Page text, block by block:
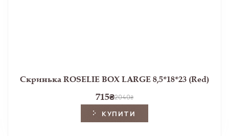
Скринька ROSELIE BOX LARGE 8,5*18*23 (Red)
715₴2040₴
КУПИТИ